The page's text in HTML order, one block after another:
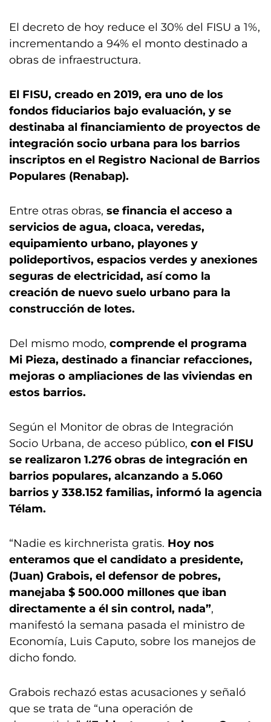
El decreto de hoy reduce el 30% del FISU a 1%,
incrementando a 94% el monto destinado a
obras de infraestructura.
El FISU, creado en 2019, era uno de los
fondos fiduciarios bajo evaluación, y se
destinaba al financiamiento de proyectos de
integración socio urbana para los barrios
inscriptos en el Registro Nacional de Barrios
Populares (Renabap).
Entre otras obras, se financia el acceso a
servicios de agua, cloaca, veredas,
equipamiento urbano, playones y
polideportivos, espacios verdes y anexiones
seguras de electricidad, así como la
creación de nuevo suelo urbano para la
construcción de lotes.
Del mismo modo, comprende el programa
Mi Pieza, destinado a financiar refacciones,
mejoras o ampliaciones de las viviendas en
estos barrios.
Según el Monitor de obras de Integración
Socio Urbana, de acceso público, con el FISU
se realizaron 1.276 obras de integración en
barrios populares, alcanzando a 5.060
barrios y 338.152 familias, informó la agencia
Télam.
“Nadie es kirchnerista gratis. Hoy nos
enteramos que el candidato a presidente,
(Juan) Grabois, el defensor de pobres,
manejaba $ 500.000 millones que iban
directamente a él sin control, nada”,
manifestó la semana pasada el ministro de
Economía, Luis Caputo, sobre los manejos de
dicho fondo.
Grabois rechazó estas acusaciones y señaló
que se trata de “una operación de